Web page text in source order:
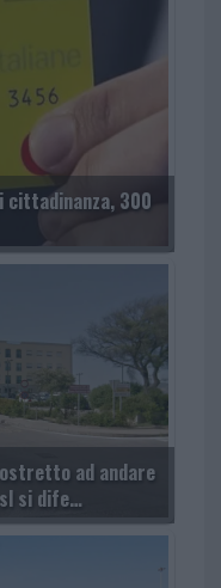
cittadinanza, 300
ad andare
si dife…